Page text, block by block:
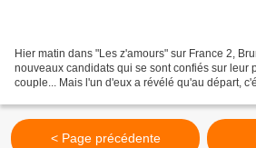
Hier matin dans "Les z'amours" sur France 2,
nouveaux candidats qui se sont confiés sur leur
couple... Mais l'un d'eux a révélé qu'au départ,
< Page précédente